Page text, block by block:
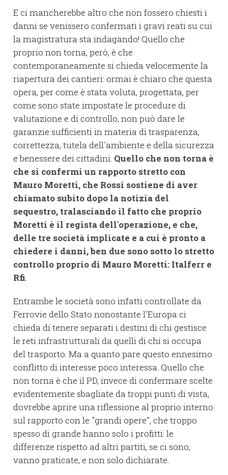
E ci mancherebbe altro che non fossero chiesti i
danni se venissero confermati i gravi reati su cui
la magistratura sta indagando! Quello che
proprio non torna, però, è che
contemporaneamente si chieda velocemente la
riapertura dei cantieri: ormai è chiaro che questa
opera, per come è stata voluta, progettata, per
come sono state impostate le procedure di
valutazione e di controllo, non può dare le
garanzie sufficienti in materia di trasparenza,
correttezza, tutela dell'ambiente e della sicurezza
e benessere dei cittadini. Quello che non torna è
che si confermi un rapporto stretto con
Mauro Moretti, che Rossi sostiene di aver
chiamato subito dopo la notizia del
sequestro, tralasciando il fatto che proprio
Moretti è il regista dell'operazione, e che,
delle tre società implicate e a cui è pronto a
chiedere i danni, ben due sono sotto lo stretto
controllo proprio di Mauro Moretti: Italferr e
Rfi.
Entrambe le società sono infatti controllate da
Ferrovie dello Stato nonostante l'Europa ci
chieda di tenere separati i destini di chi gestisce
le reti infrastrutturali da quelli di chi si occupa
del trasporto. Ma a quanto pare questo ennesimo
conflitto di interesse poco interessa. Quello che
non torna è che il PD, invece di confermare scelte
evidentemente sbagliate da troppi punti di vista,
dovrebbe aprire una riflessione al proprio interno
sul rapporto con le "grandi opere", che troppo
spesso di grande hanno solo i profitti: le
differenze rispetto ad altri partiti, se ci sono,
vanno praticate, e non solo dichiarate.